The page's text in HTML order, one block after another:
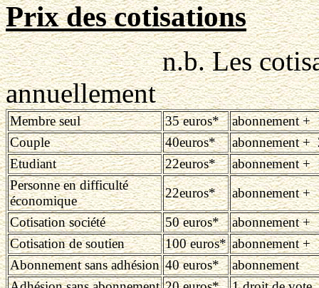
Prix des cotisations
n.b. Les cotisations
annuellement
Membre seul 35 euros*
abonnement +
Couple
40euros*
abonnement +
Etudiant
22euros*
abonnement +
Personne en difficulté
économique
22euros*
abonnement +
Cotisation société
50 euros*
abonnement +
Cotisation de soutien
100 euros* abonnement +
Abonnement sans adhésion 40 euros*
abonnement